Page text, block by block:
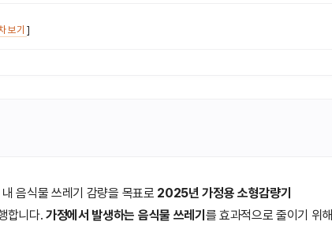
보기 ]
음식물 쓰레기 감량을 목표로 2025년 가정용 소형감량기
합니다.가정에서 발생하는 음식물 쓰레기 를 효과적으로 줄이기 위해